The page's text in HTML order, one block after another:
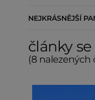
NEJKRÁSNĚJŠÍ
články
(8 nalezených